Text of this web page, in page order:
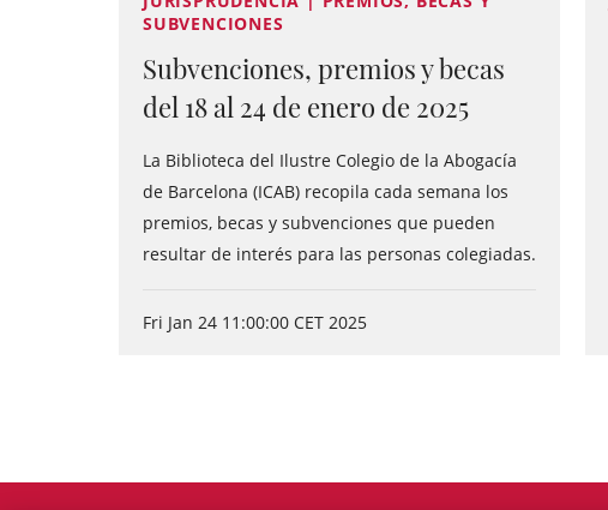
SUBVENCIONES
Subvenciones, premios y becas
del 18 al 24 de enero de 2025
La Biblioteca del Ilustre Colegio de la Abogacía
de Barcelona (ICAB) recopila cada semana los
premios, becas y subvenciones que pueden
resultar de interés para las personas colegiadas.
Fri Jan 24 11:00:00 CET 2025